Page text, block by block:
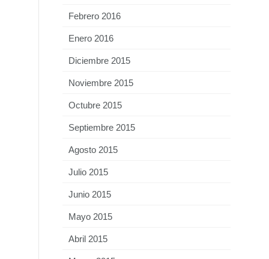
Febrero 2016
Enero 2016
Diciembre 2015
Noviembre 2015
Octubre 2015
Septiembre 2015
Agosto 2015
Julio 2015
Junio 2015
Mayo 2015
Abril 2015